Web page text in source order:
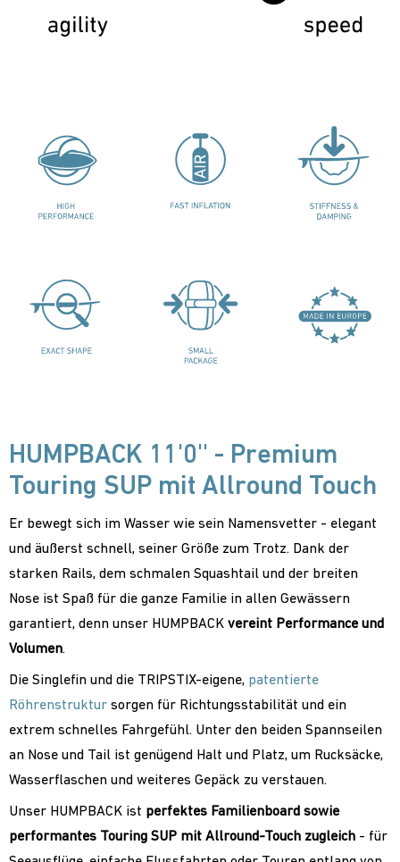
HUMPBACK 11'0'' - Premium
Touring SUP mit Allround Touch
Er bewegt sich im Wasser wie sein Namensvetter - elegant
und äußerst schnell, seiner Größe zum Trotz. Dank der
starken Rails, dem schmalen Squashtail und der breiten
Nose ist Spaß für die ganze Familie in allen Gewässern
garantiert, denn unser HUMPBACK vereint Performance und
Volumen.
Die Singlefin und die TRIPSTIX-eigene, patentierte
Röhrenstruktur sorgen für Richtungsstabilität und ein
extrem schnelles Fahrgefühl. Unter den beiden Spannseilen
an Nose und Tail ist genügend Halt und Platz, um Rucksäcke,
Wasserflaschen und weiteres Gepäck zu verstauen.
Unser HUMPBACK ist perfektes Familienboard sowie
performantes Touring SUP mit Allround-Touch zugleich - für